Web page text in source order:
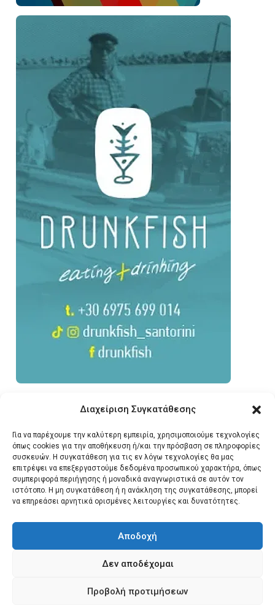
Διαχείριση Συγκατάθεσης
Για να παρέχουμε την καλύτερη εμπειρία, χρησιμοποιούμε τεχνολογίες
όπως cookies για την αποθήκευση ή/και την πρόσβαση σε πληροφορίες
συσκευών. Η συγκατάθεση για τις εν λόγω τεχνολογίες θα μας
επιτρέψει να επεξεργαστούμε δεδομένα προσωπικού χαρακτήρα, όπως
συμπεριφορά περιήγησης ή μοναδικά αναγνωριστικά σε αυτόν τον
ιστότοπο. Η μη συγκατάθεση ή η ανάκληση της συγκατάθεσης, μπορεί
να επηρεάσει αρνητικά ορισμένες λειτουργίες και δυνατότητες.
Αποδοχή
Δεν αποδέχομαι
Προβολή προτιμήσεων